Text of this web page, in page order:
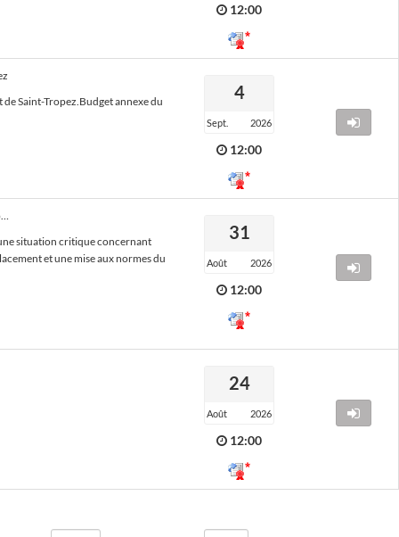
12:00
Saint-Tropez.Budget annexe du
4
Sept. 2026
12:00
Accéder à
2026S043 - Travaux de remplacement et mise aux normes du poste de livraison HTA 20 KV du port de Saint-Tropez
situation critique concernant
et une mise aux normes du
31
Août 2026
12:00
Accéder à
24
Août 2026
12:00
Accéder à